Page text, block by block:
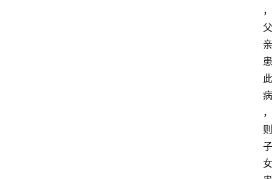
，
父
亲
患
此
病
，
则
子
女